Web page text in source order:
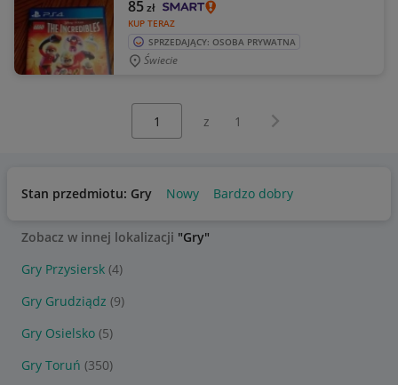
KUP TERAZ
85zł
SPRZEDAJĄCY: OSOBA PRYWATNA
Świecie
z 1 Następna strona
Stan przedmiotu: Gry Nowy Bardzo dobry
Zobacz w innej lokalizacji "Gry"
Gry Przysiersk (4)
Gry Grudziądz (9)
Gry Osielsko (5)
Gry Toruń (350)